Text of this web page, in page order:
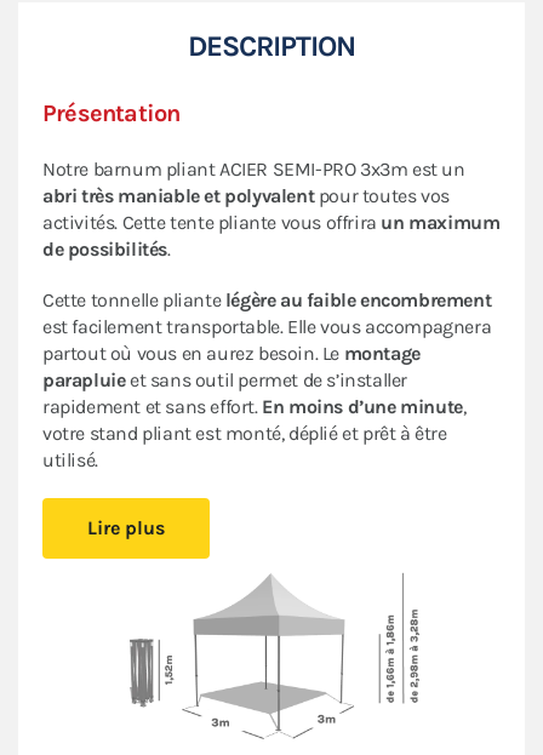
DESCRIPTION
Présentation
Notre barnum pliant ACIER SEMI-PRO 3x3m est un
abri très maniable et polyvalentpour toutes vos
activités. Cette tente pliante vous offrira un maximum
de possibilités.
Cette tonnelle pliante légère au faible encombrement
est facilement transportable. Elle vous accompagnera
partout où vous en aurez besoin. Le montage
parapluieet sans outil permet de s’installer
rapidement et sans effort. En moins d’une minute,
votre stand pliant est monté, déplié et prêt à être
utilisé.
320gr/m² est renforcée au niveau des angles. Elle est
complètement étanche
d’une peinture antirouille garantit sa durabilité pour
utilisation occasionnelle à régulière .
Ce stand pliant est
tarif très
abordable pour les particuliers et les professionnels
Lire plus